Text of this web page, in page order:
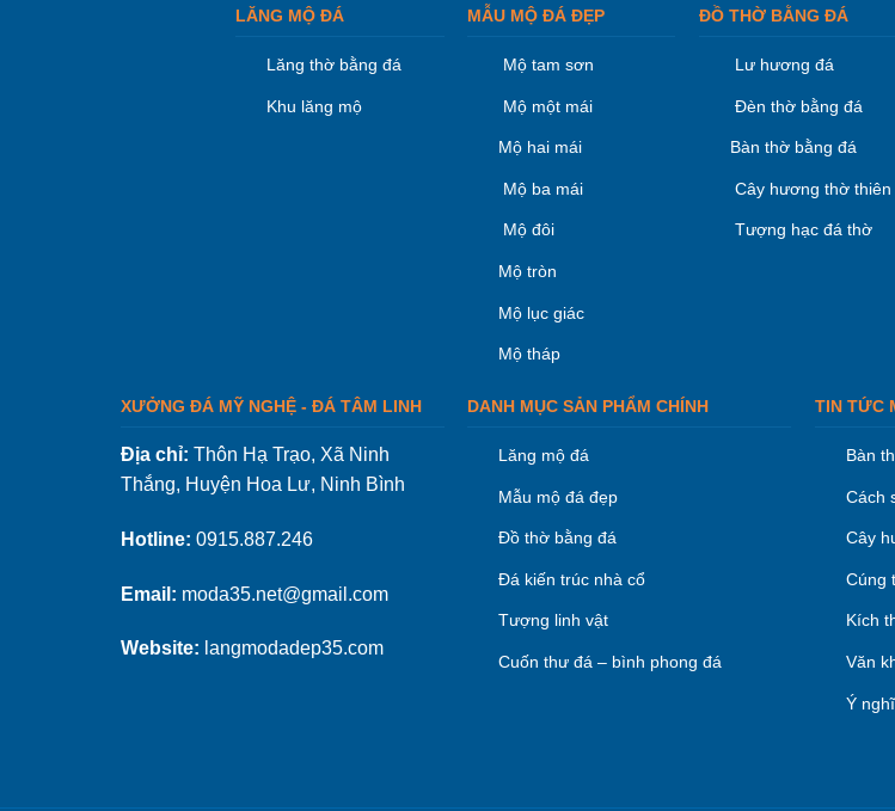
LĂNG MỘ ĐÁ
Lăng thờ bằng đá
Khu lăng mộ
MẪU MỘ ĐÁ ĐẸP
Mộ tam sơn
Mộ một mái
Mộ hai mái
Mộ ba mái
Mộ đôi
Mộ tròn
Mộ lục giác
Mộ tháp
ĐỒ THỜ BẰNG ĐÁ
Lư hương đá
Đèn thờ bằng đá
Bàn thờ bằng đá
Cây hương thờ thiên
Tượng hạc đá thờ
XƯỞNG ĐÁ MỸ NGHỆ - ĐÁ TÂM LINH
Địa chỉ: Thôn Hạ Trạo, Xã Ninh
Thắng, Huyện Hoa Lư, Ninh Bình
Hotline: 0915.887.246
Email: moda35.net@gmail.com
Website: langmodadep35.com
DANH MỤC SẢN PHẨM CHÍNH
Lăng mộ đá
Mẫu mộ đá đẹp
Đồ thờ bằng đá
Đá kiến trúc nhà cổ
Tượng linh vật
Cuốn thư đá – bình phong đá
TIN TỨC
Bàn
Cách
Cây
Cúng
Kích
Văn
Ý